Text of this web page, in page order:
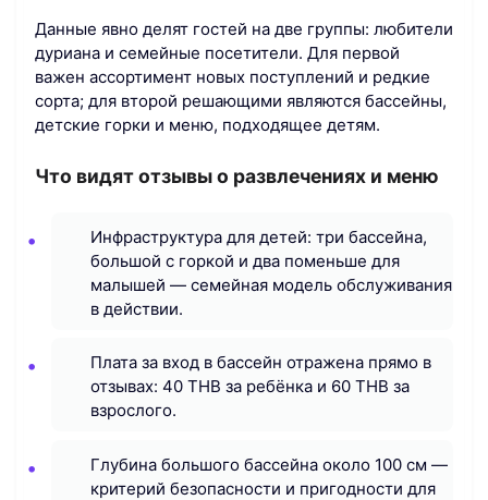
Данные явно делят гостей на две группы: любители
дуриана и семейные посетители. Для первой
важен ассортимент новых поступлений и редкие
сорта; для второй решающими являются бассейны,
детские горки и меню, подходящее детям.
Что видят отзывы о развлечениях и меню
Инфраструктура для детей: три бассейна,
большой с горкой и два поменьше для
малышей — семейная модель обслуживания
в действии.
Плата за вход в бассейн отражена прямо в
отзывах: 40 THB за ребёнка и 60 THB за
взрослого.
Глубина большого бассейна около 100 см —
критерий безопасности и пригодности для